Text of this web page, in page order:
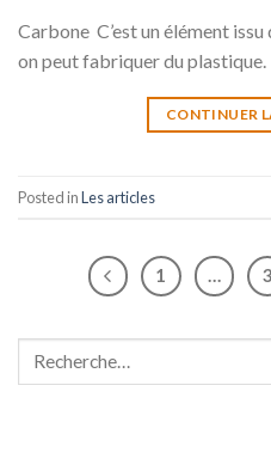
Carbone C’est un élément
on peut fabriquer du plastique.
CONTINUER
Posted inLes articles
1 … 3